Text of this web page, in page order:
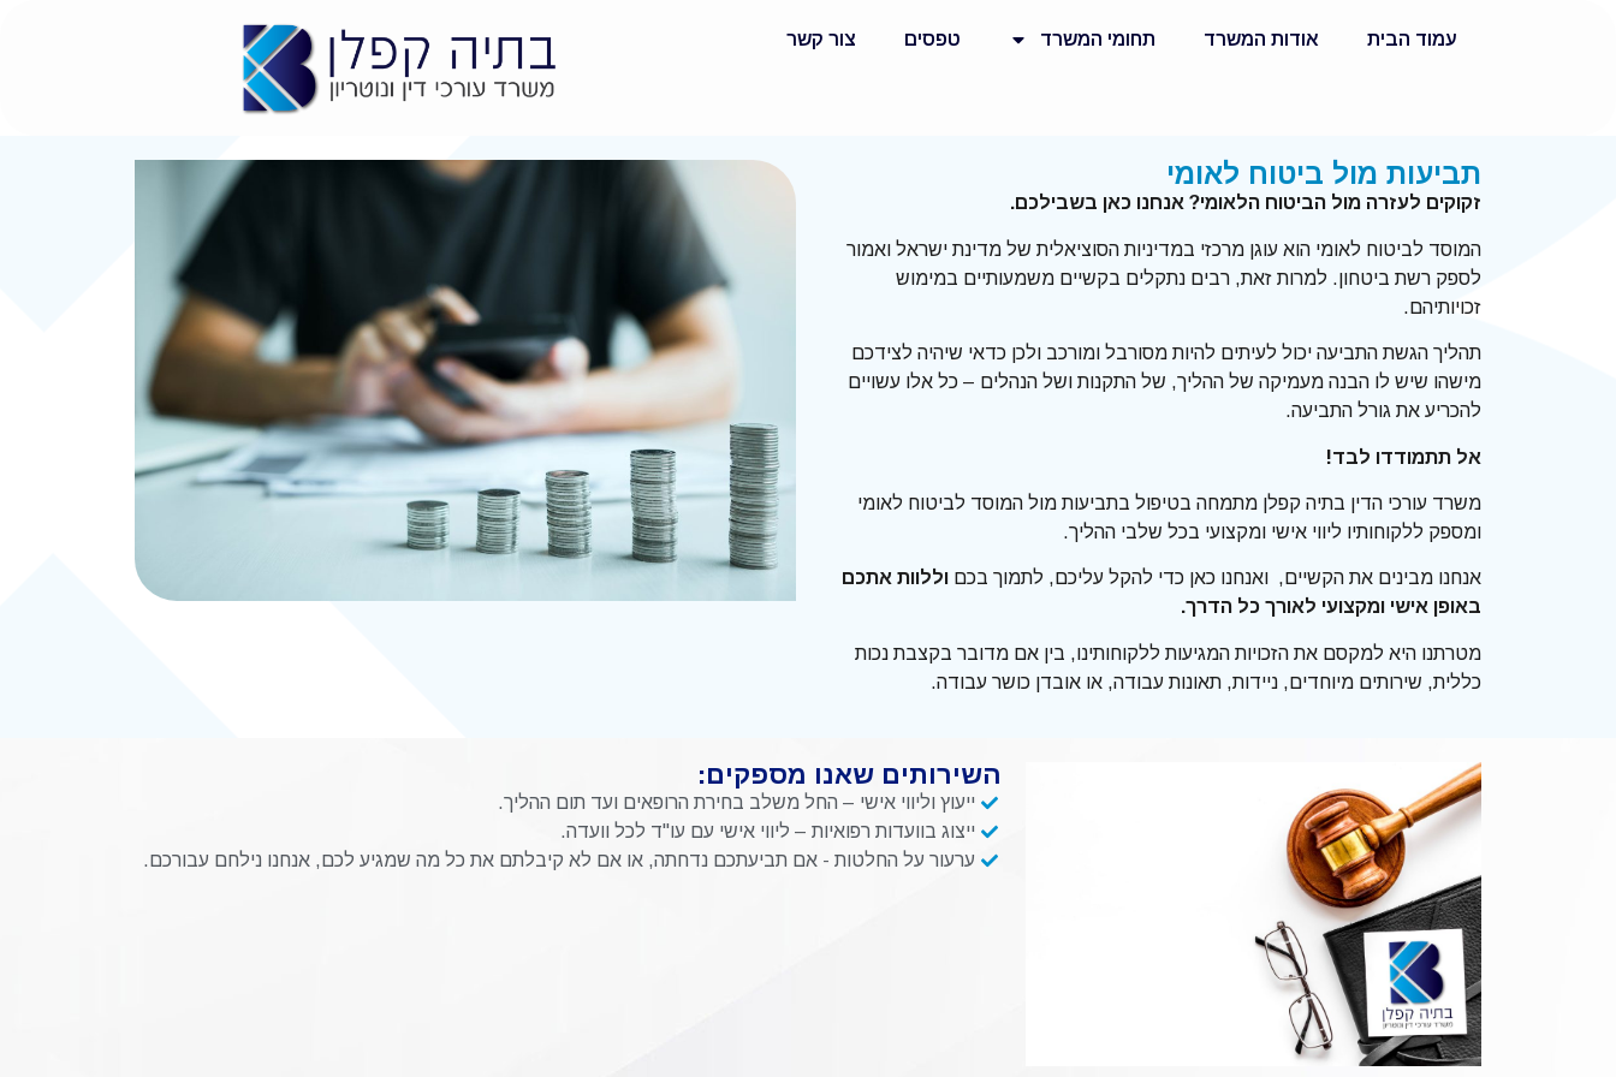
עמוד הבית אודות המשרד תחומי המשרד טפסים צור קשר
תביעות מול ביטוח לאומי
זקוקים לעזרה מול הביטוח הלאומי? אנחנו כאן בשבילכם.
המוסד לביטוח לאומי הוא עוגן מרכזי במדיניות הסוציאלית של מדינת ישראל ואמור
לספק רשת ביטחון. למרות זאת, רבים נתקלים בקשיים משמעותיים במימוש
זכויותיהם.
תהליך הגשת התביעה יכול לעיתים להיות מסורבל ומורכב ולכן כדאי שיהיה לצידכם
מישהו שיש לו הבנה מעמיקה של ההליך, של התקנות ושל הנהלים – כל אלו עשויים
להכריע את גורל התביעה.
אל תתמודדו לבד!
משרד עורכי הדין בתיה קפלן מתמחה בטיפול בתביעות מול המוסד לביטוח לאומי
ומספק ללקוחותיו ליווי אישי ומקצועי בכל שלבי ההליך.
אנחנו מבינים את הקשיים, ואנחנו כאן כדי להקל עליכם, לתמוך בכם וללוות אתכם
באופן אישי ומקצועי לאורך כל הדרך.
מטרתנו היא למקסם את הזכויות המגיעות ללקוחותינו, בין אם מדובר בקצבת נכות
כללית, שירותים מיוחדים, ניידות, תאונות עבודה, או אובדן כושר עבודה.
השירותים שאנו מספקים:
ייעוץ וליווי אישי – החל משלב בחירת הרופאים ועד תום ההליך.
ייצוג בוועדות רפואיות – ליווי אישי עם עו"ד לכל וועדה.
ערעור על החלטות - אם תביעתכם נדחתה, או אם לא קיבלתם את כל מה שמגיע לכם, אנחנו נילחם עבורכם.